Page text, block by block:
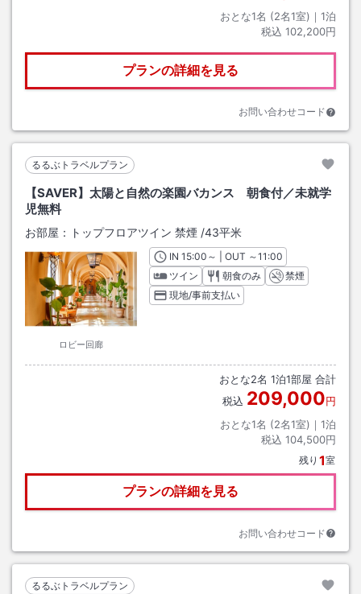
おとな1名 (2名1室)｜ 1泊
税込 102,200円
プランの詳細を見る
お問い合わせコード
るるぶトラベルプラン
【SAVER】太陽と自然の楽園バカンス 朝食付／未就学
児無料
お部屋： トップフロアツイン 禁煙 /43平米
ロビー回廊
INチェックイン
15:00 ～ | OUT チェックアウト
～11:00
ツイン
朝食のみ
禁煙
現地/事前支払い
おとな2名 1泊1部屋 合計
税込 209,000円
おとな1名 (2名1室)｜ 1泊
税込 104,500円
残り 1室
プランの詳細を見る
お問い合わせコード
るるぶトラベルプラン